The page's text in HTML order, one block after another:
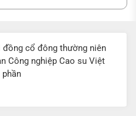
cổ đông thường niên
Công nghiệp Cao su Việt